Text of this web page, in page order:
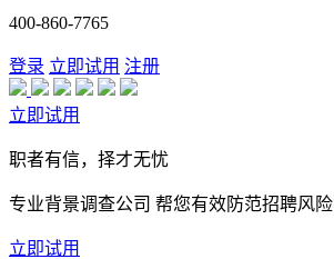
400-860-7765
登录 立即试用 注册
立即试用
职者有信，择才无忧
专业背景调查公司 帮您有效防范招聘风险
立即试用